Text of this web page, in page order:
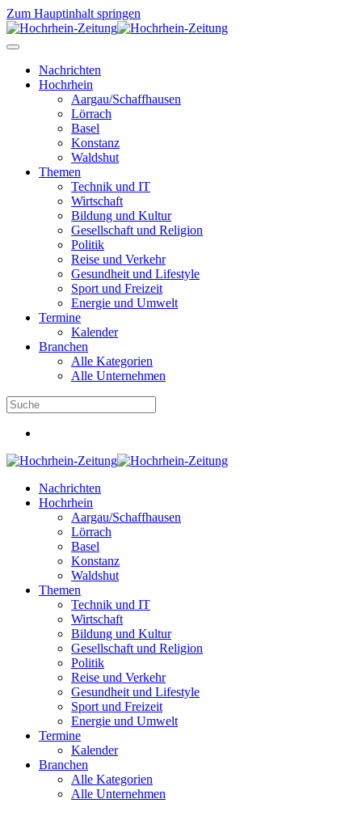
Zum Hauptinhalt springen
Nachrichten
Hochrhein
Aargau/Schaffhausen
Lörrach
Basel
Konstanz
Waldshut
Themen
Technik und IT
Wirtschaft
Bildung und Kultur
Gesellschaft und Religion
Politik
Reise und Verkehr
Gesundheit und Lifestyle
Sport und Freizeit
Energie und Umwelt
Termine
Kalender
Branchen
Alle Kategorien
Alle Unternehmen
Nachrichten
Hochrhein
Aargau/Schaffhausen
Lörrach
Basel
Konstanz
Waldshut
Themen
Technik und IT
Wirtschaft
Bildung und Kultur
Gesellschaft und Religion
Politik
Reise und Verkehr
Gesundheit und Lifestyle
Sport und Freizeit
Energie und Umwelt
Termine
Kalender
Branchen
Alle Kategorien
Alle Unternehmen